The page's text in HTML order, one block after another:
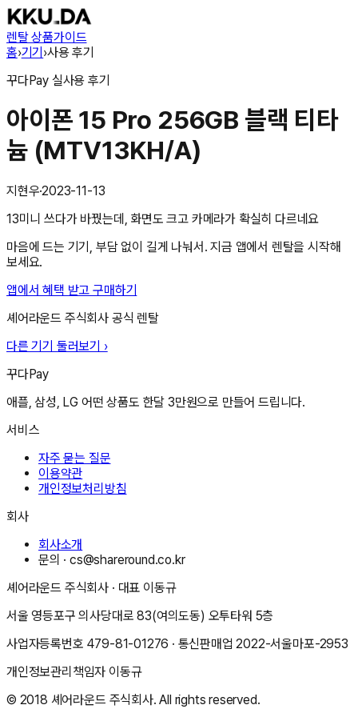
렌탈 상품가이드
홈›기기›사용 후기
꾸다Pay 실사용 후기
아이폰 15 Pro 256GB 블랙 티타
늄 (MTV13KH/A)
지현우·2023-11-13
13미니 쓰다가 바꿨는데, 화면도 크고 카메라가 확실히 다르네요
마음에 드는 기기, 부담 없이 길게 나눠서. 지금 앱에서 렌탈을 시작해
보세요.
앱에서 혜택 받고 구매하기
셰어라운드 주식회사 공식 렌탈
다른 기기 둘러보기 ›
꾸다Pay
애플, 삼성, LG 어떤 상품도 한달 3만원으로 만들어 드립니다.
서비스
자주 묻는 질문
이용약관
개인정보처리방침
회사
회사소개
문의 ·cs@shareround.co.kr
셰어라운드 주식회사 · 대표 이동규
서울 영등포구 의사당대로 83(여의도동) 오투타워 5층
사업자등록번호 479-81-01276 · 통신판매업2022-서울마포-2953
개인정보관리책임자 이동규
© 2018 셰어라운드 주식회사. All rights reserved.